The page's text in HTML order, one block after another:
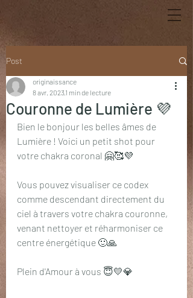
Post
Couronne de Lumière 💜
originaissance
8 avr. 2023 1 min de lecture
Bien le bonjour les belles âmes de
Lumière ! Voici un petit shot pour
votre chakra coronal 🤗🥰💜
Vous pouvez visualiser ce codex
comme descendant directement du
ciel à travers votre chakra couronne,
venant nettoyer et réharmoniser ce
centre énergétique 🙂🙏
Plein d'Amour à vous 😇💛💎